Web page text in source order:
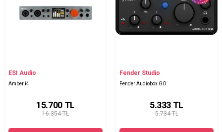
ESI Audio
Amber i4
16.354 TL
15.700TL
Fender Studio
Fender Audiobox GO
5.734 TL
5.333 TL